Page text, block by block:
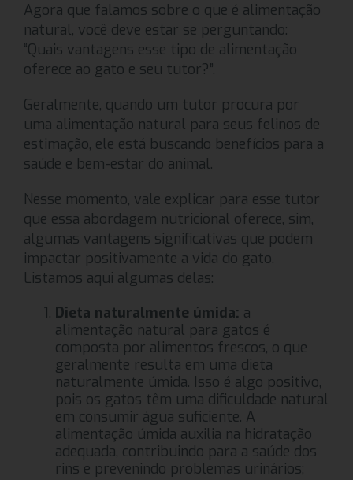
Agora que falamos sobre o que é alimentação
natural, você deve estar se perguntando:
“Quais vantagens esse tipo de alimentação
oferece ao gato e seu tutor?”.
Geralmente, quando um tutor procura por
uma alimentação natural para seus felinos de
estimação, ele está buscando benefícios para a
saúde e bem-estar do animal.
Nesse momento, vale explicar para esse tutor
que essa abordagem nutricional oferece, sim,
algumas vantagens significativas que podem
impactar positivamente a vida do gato.
Listamos aqui algumas delas:
Dieta naturalmente úmida: a
alimentação natural para gatos é
composta por alimentos frescos, o que
geralmente resulta em uma dieta
naturalmente úmida. Isso é algo positivo,
pois os gatos têm uma dificuldade natural
em consumir água suficiente. A
alimentação úmida auxilia na hidratação
adequada, contribuindo para a saúde dos
rins e prevenindo problemas urinários;